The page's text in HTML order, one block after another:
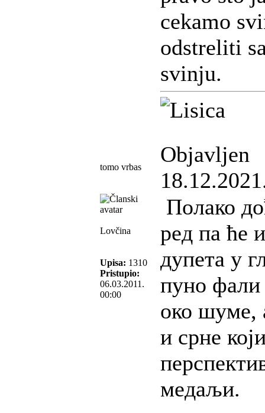
cekamo
odstreliti
svinju.
tomo vrbas
Objavljen
Lovčina
Upisa: 1310
Pristupio:
06.03.2011.
00:00
Полако
ред па ће
дупета у
пуно фали
око шуме,
и срне
медаљи.